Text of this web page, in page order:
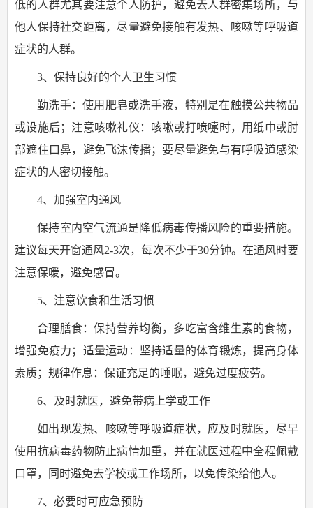
低的人群尤其要注意个人防护，避免去人群密集场所，与
他人保持社交距离，尽量避免接触有发热、咳嗽等呼吸道
症状的人群。
3、保持良好的个人卫生习惯
勤洗手：使用肥皂或洗手液，特别是在触摸公共物品
或设施后；注意咳嗽礼仪：咳嗽或打喷嚏时，用纸巾或肘
部遮住口鼻，避免飞沫传播；要尽量避免与有呼吸道感染
症状的人密切接触。
4、加强室内通风
保持室内空气流通是降低病毒传播风险的重要措施。
建议每天开窗通风2-3次，每次不少于30分钟。在通风时要
注意保暖，避免感冒。
5、注意饮食和生活习惯
合理膳食：保持营养均衡，多吃富含维生素的食物，
增强免疫力；适量运动：坚持适量的体育锻炼，提高身体
素质；规律作息：保证充足的睡眠，避免过度疲劳。
6、及时就医，避免带病上学或工作
如出现发热、咳嗽等呼吸道症状，应及时就医，尽早
使用抗病毒药物防止病情加重，并在就医过程中全程佩戴
口罩，同时避免去学校或工作场所，以免传染给他人。
7、必要时可应急预防